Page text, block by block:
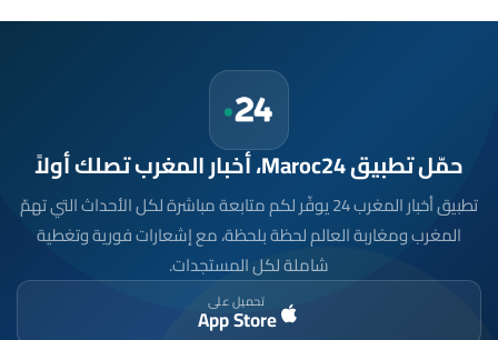
حمّل تطبيق Maroc24، أخبار المغرب تصلك أولاً
تطبيق أخبار المغرب 24 يوفّر لكم متابعة مباشرة لكل الأحداث التي تهمّ
المغرب ومغاربة العالم لحظة بلحظة، مع إشعارات فورية وتغطية
شاملة لكل المستجدات.
تحميل على
App Store